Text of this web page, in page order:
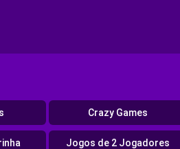
Crazy Games
Jogos de 2 Jogadores